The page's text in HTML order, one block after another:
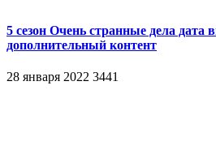
5 сезон Очень странные дела дата
дополнительный контент
28 января 2022 3441